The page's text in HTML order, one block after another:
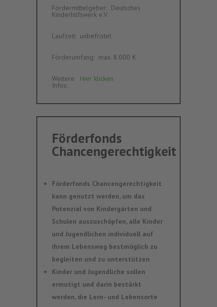
Fördermittelgeber:‎ ‎ Deutsches
Kinderhilfswerk e.V.
Laufzeit:‎ ‎ unbefristet
Förderumfang:‎ ‎ max. 8.000 €
Weitere
Infos:‎ ‎
Hier klicken
Förderfonds
Chancengerechtigkeit
Förderfonds Chancengerechtigkeit
kann genutzt werden, um das
Potenzial von Kindergärten und
Schulen auszuschöpfen, alle Kinder
und Jugendlichen individuell auf
ihrem Lebensweg bestmöglich zu
begleiten und zu unterstützen
Kinder und Jugendliche sollen
ermutigt und darin bestärkt
werden, die Lern- und Lebensorte